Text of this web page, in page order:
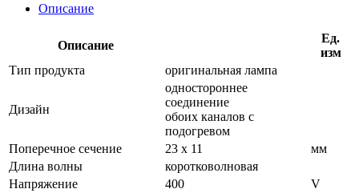
Описание
Описание
Ед.
изм
Тип продукта
оригинальная лампа
Дизайн
одностороннее
соединение
обоих каналов с
подогревом
Поперечное сечение
23 х 11
мм
Длина волны
коротковолновая
Напряжение
400
V